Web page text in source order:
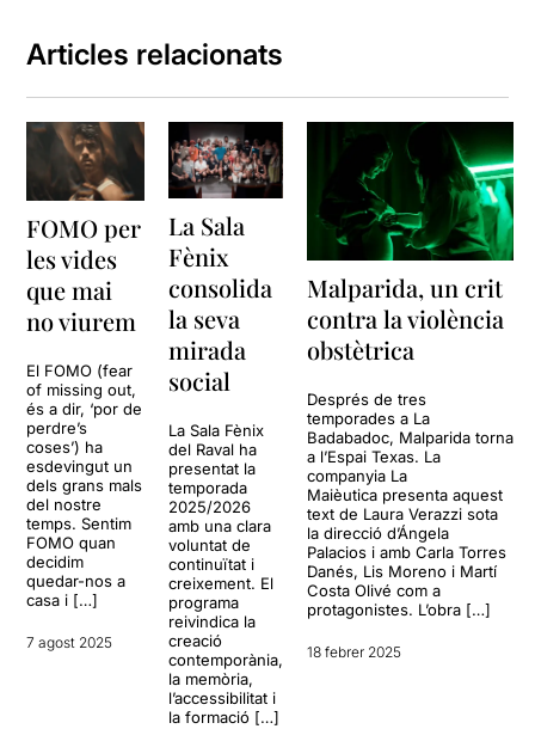
Articles relacionats
FOMO per
les vides
que mai
no viurem
El FOMO (fear
of missing out,
és a dir, ‘por de
perdre’s
coses’) ha
esdevingut un
dels grans mals
del nostre
temps. Sentim
FOMO quan
decidim
quedar-nos a
casa i […]
7 agost 2025
La Sala
Fènix
consolida
la seva
mirada
social
La Sala Fènix
del Raval ha
presentat la
temporada
2025/2026
amb una clara
voluntat de
continuïtat i
creixement. El
programa
reivindica la
creació
contemporània,
la memòria,
l’accessibilitat i
la formació […]
Malparida, un crit
contra la violència
obstètrica
Després de tres
temporades a La
Badabadoc, Malparida torna
a l’Espai Texas. La
companyia La
Maièutica presenta aquest
text de Laura Verazzi sota
la direcció d’Ángela
Palacios i amb Carla Torres
Danés, Lis Moreno i Martí
Costa Olivé com a
protagonistes. L’obra […]
18 febrer 2025